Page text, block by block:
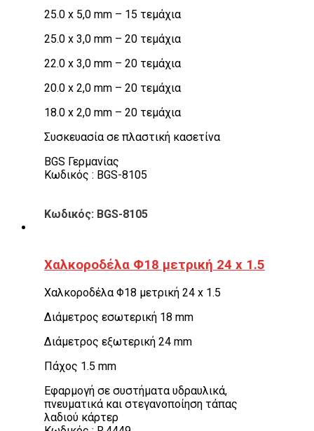
25.0 x 5,0 mm – 15 τεμάχια
25.0 x 3,0 mm – 20 τεμάχια
22.0 x 3,0 mm – 20 τεμάχια
20.0 x 2,0 mm – 20 τεμάχια
18.0 x 2,0 mm – 20 τεμάχια
Συσκευασία σε πλαστική κασετίνα
BGS Γερμανίας
Κωδικός : BGS-8105
Κωδικός: BGS-8105
Χαλκοροδέλα Φ18 μετρική 24 x 1.5
Χαλκοροδέλα Φ18 μετρική 24 x 1.5
Διάμετρος εσωτερική 18 mm
Διάμετρος εξωτερική 24 mm
Πάχος 1.5 mm
Εφαρμογή σε συστήματα υδραυλικά,
πνευματικά και στεγανοποίηση τάπας
λαδιού κάρτερ